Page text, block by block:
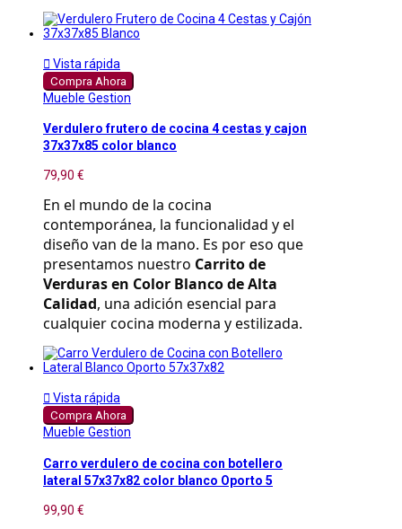
 Vista rápida
Compra Ahora
Mueble Gestion
Verdulero frutero de cocina 4 cestas y cajon
37x37x85 color blanco
79,90 €
En el mundo de la cocina
contemporánea, la funcionalidad y el
diseño van de la mano. Es por eso que
presentamos nuestro Carrito de
Verduras en Color Blanco de Alta
Calidad, una adición esencial para
cualquier cocina moderna y estilizada.
 Vista rápida
Compra Ahora
Mueble Gestion
Carro verdulero de cocina con botellero
lateral 57x37x82 color blanco Oporto 5
99,90 €